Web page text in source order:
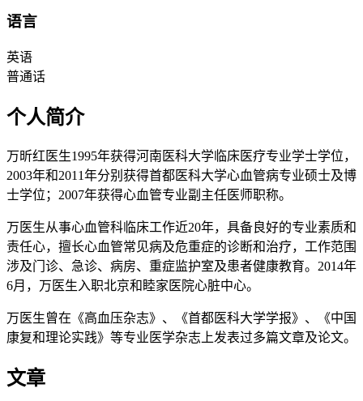
语言
英语
普通话
个人简介
万昕红医生1995年获得河南医科大学临床医疗专业学士学位，
2003年和2011年分别获得首都医科大学心血管病专业硕士及博
士学位；2007年获得心血管专业副主任医师职称。
万医生从事心血管科临床工作近20年，具备良好的专业素质和
责任心，擅长心血管常见病及危重症的诊断和治疗，工作范围
涉及门诊、急诊、病房、重症监护室及患者健康教育。2014年
6月，万医生入职北京和睦家医院心脏中心。
万医生曾在《高血压杂志》、《首都医科大学学报》、《中国
康复和理论实践》等专业医学杂志上发表过多篇文章及论文。
文章